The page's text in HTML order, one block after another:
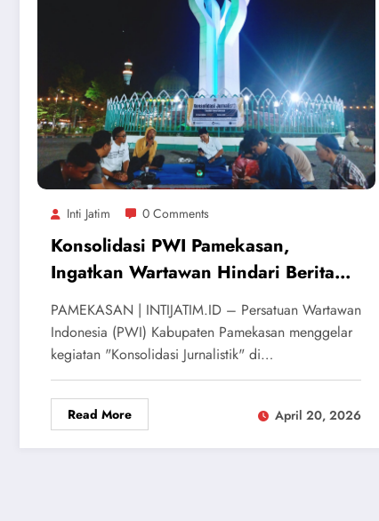
Inti Jatim 0 Comments
Konsolidasi PWI Pamekasan,
Ingatkan Wartawan Hindari Berita
Berunsur Ghibah dan Fitnah
PAMEKASAN | INTIJATIM.ID – Persatuan Wartawan
Indonesia (PWI) Kabupaten Pamekasan menggelar
kegiatan "Konsolidasi Jurnalistik" di…
Read More April 20, 2026